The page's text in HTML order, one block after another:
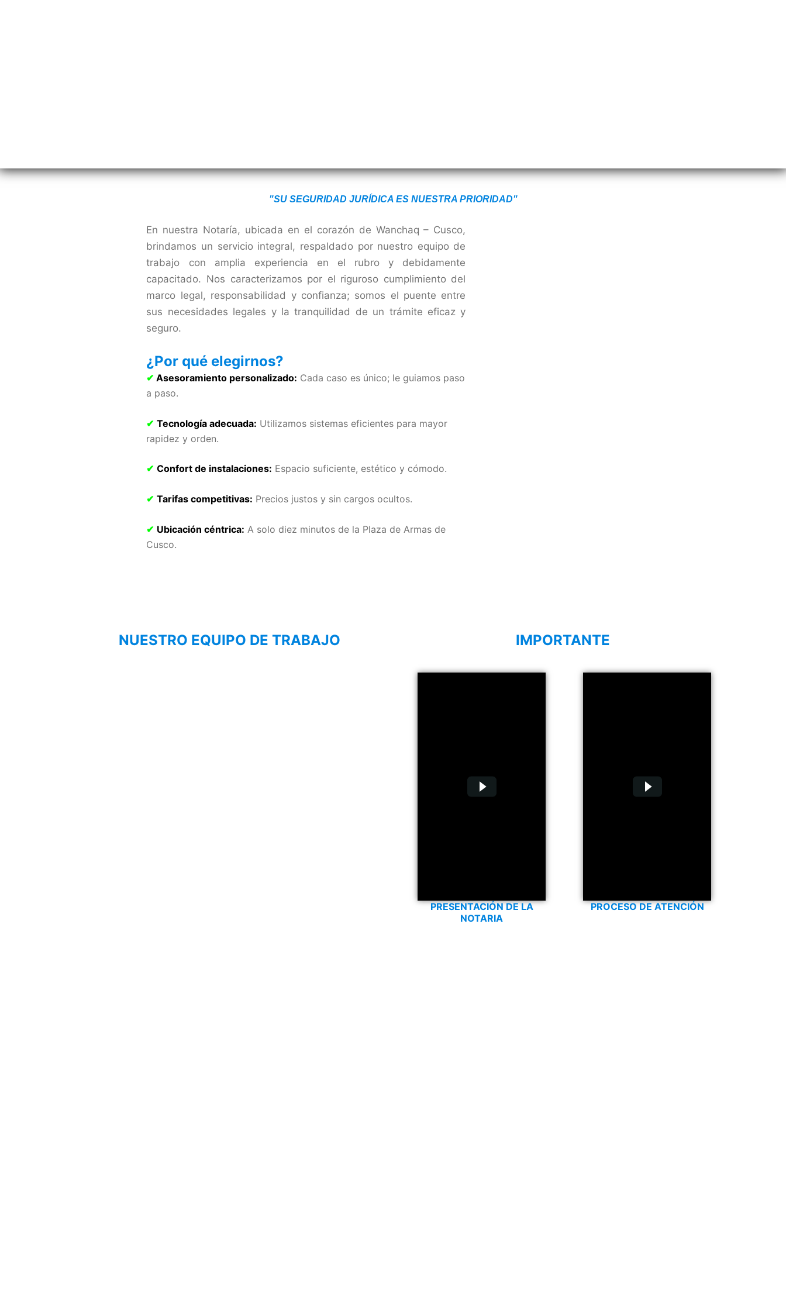
"SU SEGURIDAD JURÍDICA ES NUESTRA PRIORIDAD"
En nuestra Notaría, ubicada en el corazón de Wanchaq – Cusco,
brindamos un servicio integral, respaldado por nuestro equipo de
trabajo con amplia experiencia en el rubro y debidamente
capacitado. Nos caracterizamos por el riguroso cumplimiento del
marco legal, responsabilidad y confianza; somos el puente entre
sus necesidades legales y la tranquilidad de un trámite eficaz y
seguro.
¿Por qué elegirnos?
✔Asesoramiento personalizado: Cada caso es único; le guiamos paso
a paso.
✔ Tecnología adecuada: Utilizamos sistemas eficientes para mayor
rapidez y orden.
✔ Confort de instalaciones: Espacio suficiente, estético y cómodo.
✔ Tarifas competitivas: Precios justos y sin cargos ocultos.
✔ Ubicación céntrica: A solo diez minutos de la Plaza de Armas de
Cusco.
NUESTRO EQUIPO DE TRABAJO IMPORTANTE
PRESENTACIÓN DE LA
NOTARIA
PROCESO DE ATENCIÓN